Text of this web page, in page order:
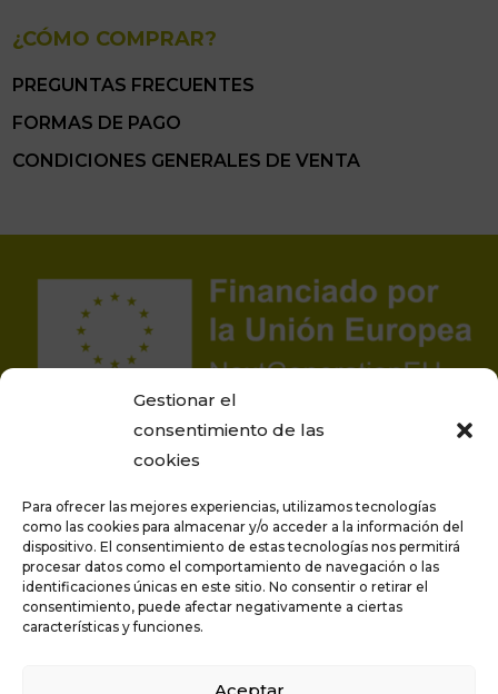
Gestionar el
consentimiento de las
cookies
Para ofrecer las mejores experiencias, utilizamos tecnologías
como las cookies para almacenar y/o acceder a la información del
dispositivo. El consentimiento de estas tecnologías nos permitirá
procesar datos como el comportamiento de navegación o las
identificaciones únicas en este sitio. No consentir o retirar el
consentimiento, puede afectar negativamente a ciertas
características y funciones.
Aceptar
¿CÓMO COMPRAR?
PREGUNTAS FRECUENTES
FORMAS DE PAGO
CONDICIONES GENERALES DE VENTA
Proyecto financiado por la Unión Europea –
NextGenerationEU